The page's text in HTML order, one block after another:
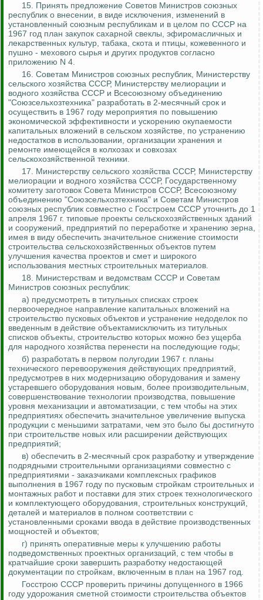
15. Принять предложение Советов Министров союзных
республик о внесении, в виде исключения, изменений в
установленный союзным республикам и в целом по СССР на
1967 год план закупок сахарной свеклы, эфиромасличных и
лекарственных культур, табака, скота и птицы, кожевенного и
пушно - мехового сырья и других продуктов согласно
приложению N 4.
16. Советам Министров союзных республик, Министерству
сельского хозяйства СССР, Министерству мелиорации и
водного хозяйства СССР и Всесоюзному объединению
"Союзсельхозтехника" разработать в 2-месячный срок и
осуществить в 1967 году мероприятия по повышению
экономической эффективности и ускорению окупаемости
капитальных вложений в сельском хозяйстве, по устранению
недостатков в использовании, организации хранения и
ремонте имеющейся в колхозах и совхозах
сельскохозяйственной техники.
17. Министерству сельского хозяйства СССР, Министерству
мелиорации и водного хозяйства СССР, Государственному
комитету заготовок Совета Министров СССР, Всесоюзному
объединению "Союзсельхозтехника" и Советам Министров
союзных республик совместно с Госстроем СССР уточнить до 1
апреля 1967 г. типовые проекты сельскохозяйственных зданий
и сооружений, предприятий по переработке и хранению зерна,
имея в виду обеспечить значительное снижение стоимости
строительства сельскохозяйственных объектов путем
улучшения качества проектов и смет и широкого
использования местных строительных материалов.
18. Министерствам и ведомствам СССР и Советам
Министров союзных республик:
а) предусмотреть в титульных списках строек
первоочередное направление капитальных вложений на
строительство пусковых объектов и устранение недоделок по
введенным в действие объектамисключить из титульных
списков объекты, строительство которых можно без ущерба
для народного хозяйства перенести на последующие годы;
б) разработать в первом полугодии 1967 г. планы
технического перевооружения действующих предприятий,
предусмотрев в них модернизацию оборудования и замену
устаревшего оборудования новым, более производительным,
совершенствование технологии производства, повышение
уровня механизации и автоматизации, с тем чтобы на этих
предприятиях обеспечить значительное увеличение выпуска
продукции с меньшими затратами, чем это было бы достигнуто
при строительстве новых или расширении действующих
предприятий;
в) обеспечить в 2-месячный срок разработку и утверждение
подрядными строительными организациями совместно с
предприятиями - заказчиками комплексных графиков
выполнения в 1967 году по пусковым стройкам строительных и
монтажных работ и поставки для этих строек технологического
и комплектующего оборудования, строительных конструкций,
деталей и материалов в полном соответствии с
установленными сроками ввода в действие производственных
мощностей и объектов;
г) принять оперативные меры к улучшению работы
подведомственных проектных организаций, с тем чтобы в
кратчайшие сроки завершить разработку недостающей
документации по стройкам, включенным в план на 1967 год.
Госстрою СССР проверить причины допущенного в 1966
году удорожания сметной стоимости строительства объектов